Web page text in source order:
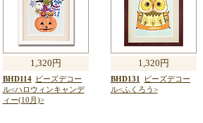
1,320円
BHD114
ビーズデコー
ル<ハロウィンキャンデ
ィー(10月)>
1,320円
BHD131
ビーズデコー
ル<ふくろう>